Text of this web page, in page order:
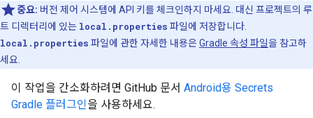
중요: 버전 제어 시스템에 API 키를 체크인하지 마세요. 대신 프로젝트의 루
트 디렉터리에 있는 local.properties 파일에 저장합니다.
local.properties 파일에 관한 자세한 내용은Gradle 속성 파일을 참고하
세요.
이 작업을 간소화하려면 GitHub 문서 Android용 Secrets
Gradle 플러그인을 사용하세요.